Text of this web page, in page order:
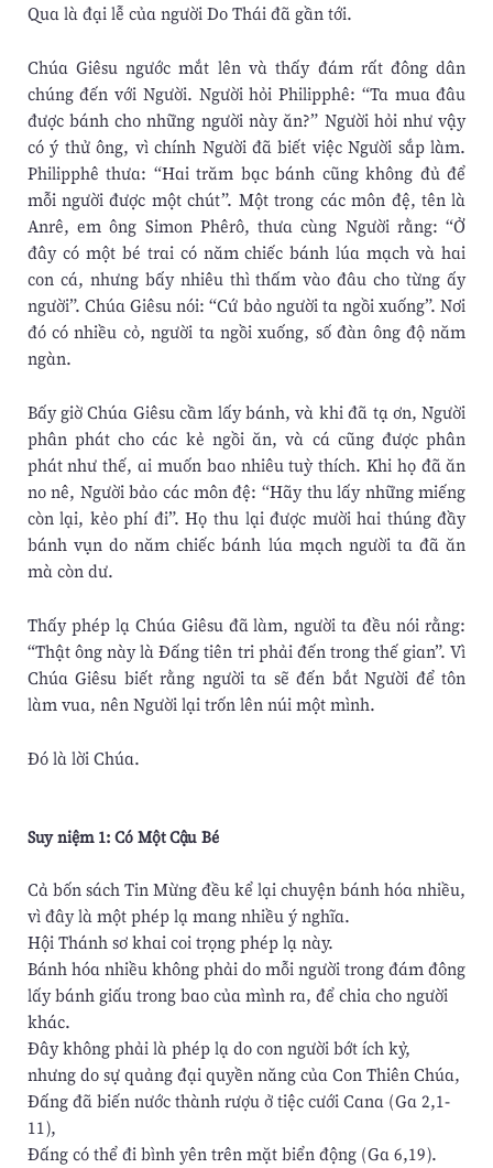
Qua là đại lễ của người Do Thái đã gần tới.
Chúa Giêsu ngước mắt lên và thấy đám rất đông dân
chúng đến với Người. Người hỏi Philipphê: “Ta mua đâu
được bánh cho những người này ăn?” Người hỏi như vậy
có ý thử ông, vì chính Người đã biết việc Người sắp làm.
Philipphê thưa: “Hai trăm bạc bánh cũng không đủ để
mỗi người được một chút”. Một trong các môn đệ, tên là
Anrê, em ông Simon Phêrô, thưa cùng Người rằng: “Ở
đây có một bé trai có năm chiếc bánh lúa mạch và hai
con cá, nhưng bấy nhiêu thì thấm vào đâu cho từng ấy
người”. Chúa Giêsu nói: “Cứ bảo người ta ngồi xuống”. Nơi
đó có nhiều cỏ, người ta ngồi xuống, số đàn ông độ năm
ngàn.
Bấy giờ Chúa Giêsu cầm lấy bánh, và khi đã tạ ơn, Người
phân phát cho các kẻ ngồi ăn, và cá cũng được phân
phát như thế, ai muốn bao nhiêu tuỳ thích. Khi họ đã ăn
no nê, Người bảo các môn đệ: “Hãy thu lấy những miếng
còn lại, kẻo phí đi”. Họ thu lại được mười hai thúng đầy
bánh vụn do năm chiếc bánh lúa mạch người ta đã ăn
mà còn dư.
Thấy phép lạ Chúa Giêsu đã làm, người ta đều nói rằng:
“Thật ông này là Ðấng tiên tri phải đến trong thế gian”. Vì
Chúa Giêsu biết rằng người ta sẽ đến bắt Người để tôn
làm vua, nên Người lại trốn lên núi một mình.
Ðó là lời Chúa.
Suy niệm 1: Có Một Cậu Bé
Cả bốn sách Tin Mừng đều kể lại chuyện bánh hóa nhiều,
vì đây là một phép lạ mang nhiều ý nghĩa.
Hội Thánh sơ khai coi trọng phép lạ này.
Bánh hóa nhiều không phải do mỗi người trong đám đông
lấy bánh giấu trong bao của mình ra, để chia cho người
khác.
Đây không phải là phép lạ do con người bớt ích kỷ,
nhưng do sự quảng đại quyền năng của Con Thiên Chúa,
Đấng đã biến nước thành rượu ở tiệc cưới Cana (Ga 2,1-
11),
Đấng có thể đi bình yên trên mặt biển động (Ga 6,19).